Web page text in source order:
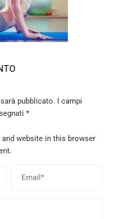
pubblicato. I campi
*
and website in this browser